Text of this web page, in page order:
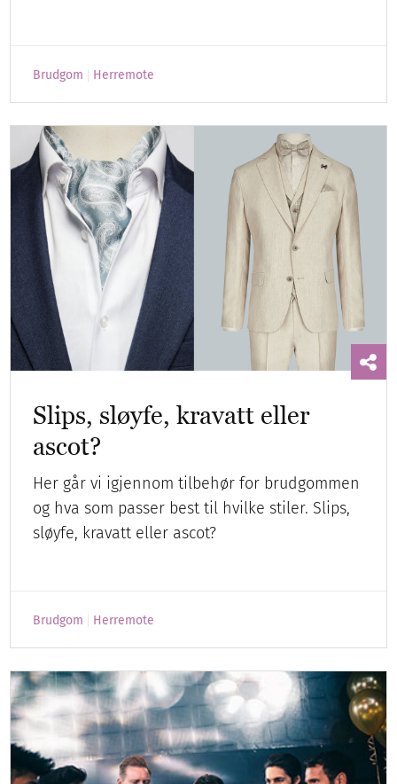
Brudgom Herremote
Slips, sløyfe, kravatt eller
ascot?
Her går vi igjennom tilbehør for brudgommen
og hva som passer best til hvilke stiler. Slips,
sløyfe, kravatt eller ascot?
Brudgom Herremote